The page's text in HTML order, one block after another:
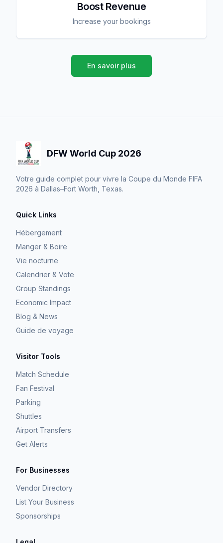
Boost Revenue
Increase your bookings
En savoir plus
DFW World Cup 2026
Votre guide complet pour vivre la Coupe du Monde FIFA
2026 à Dallas–Fort Worth, Texas.
Quick Links
Hébergement
Manger & Boire
Vie nocturne
Calendrier & Vote
Group Standings
Economic Impact
Blog & News
Guide de voyage
Visitor Tools
Match Schedule
Fan Festival
Parking
Shuttles
Airport Transfers
Get Alerts
For Businesses
Vendor Directory
List Your Business
Sponsorships